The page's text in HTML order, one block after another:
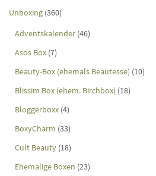
Unboxing (360)
Adventskalender (46)
Asos Box (7)
Beauty-Box (ehemals Beautesse) (10)
Blissim Box (ehem. Birchbox) (18)
Bloggerboxx (4)
BoxyCharm (33)
Cult Beauty (18)
Ehemalige Boxen (23)